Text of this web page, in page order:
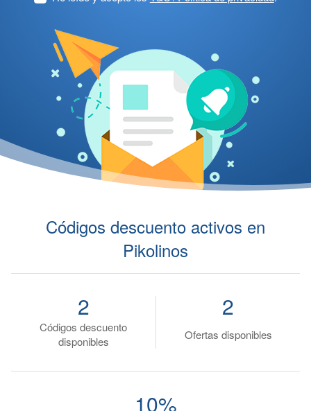
Códigos descuento activos en
Pikolinos
Códigos descuento
disponibles
2
Ofertas disponibles
2
10%